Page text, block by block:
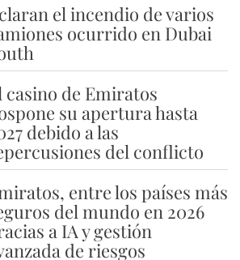
el incendio de varios
ocurrido en Dubai
casino de Emiratos
su apertura hasta
debido a las
del conflicto
entre los países más
del mundo en 2026
a IA y gestión
de riesgos